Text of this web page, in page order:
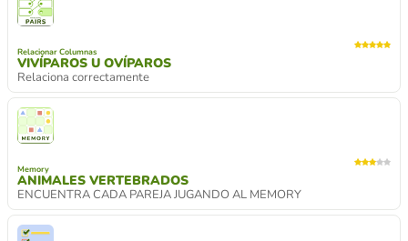
Relacionar Columnas
VIVÍPAROS U OVÍPAROS
Relaciona correctamente
Memory
ANIMALES VERTEBRADOS
ENCUENTRA CADA PAREJA JUGANDO AL MEMORY